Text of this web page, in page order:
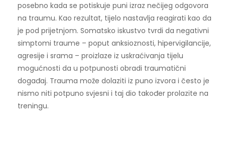
posebno kada se potiskuje puni izraz nečijeg odgovora
na traumu. Kao rezultat, tijelo nastavlja reagirati kao da
je pod prijetnjom. Somatsko iskustvo tvrdi da negativni
simptomi traume – poput anksioznosti, hipervigilancije,
agresije i srama – proizlaze iz uskraćivanja tijelu
mogućnosti da u potpunosti obradi traumatični
događaj. Trauma može dolaziti iz puno izvora i često je
nismo niti potpuno svjesni i taj dio također prolazite na
treningu.